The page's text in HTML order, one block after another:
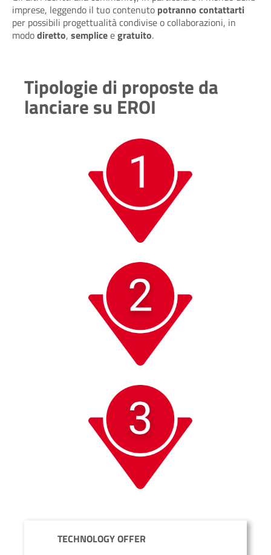
imprese, leggendo il tuo contenuto potranno contattarti
per possibili progettualità condivise o collaborazioni, in
mododiretto, sempliceegratuito.
Tipologie di proposte da
lanciare su EROI
TECHNOLOGY OFFER